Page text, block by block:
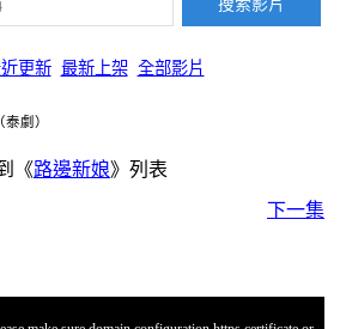
更新 最新上架 全部影片
（泰劇）
《路邊新娘》列表
下一集